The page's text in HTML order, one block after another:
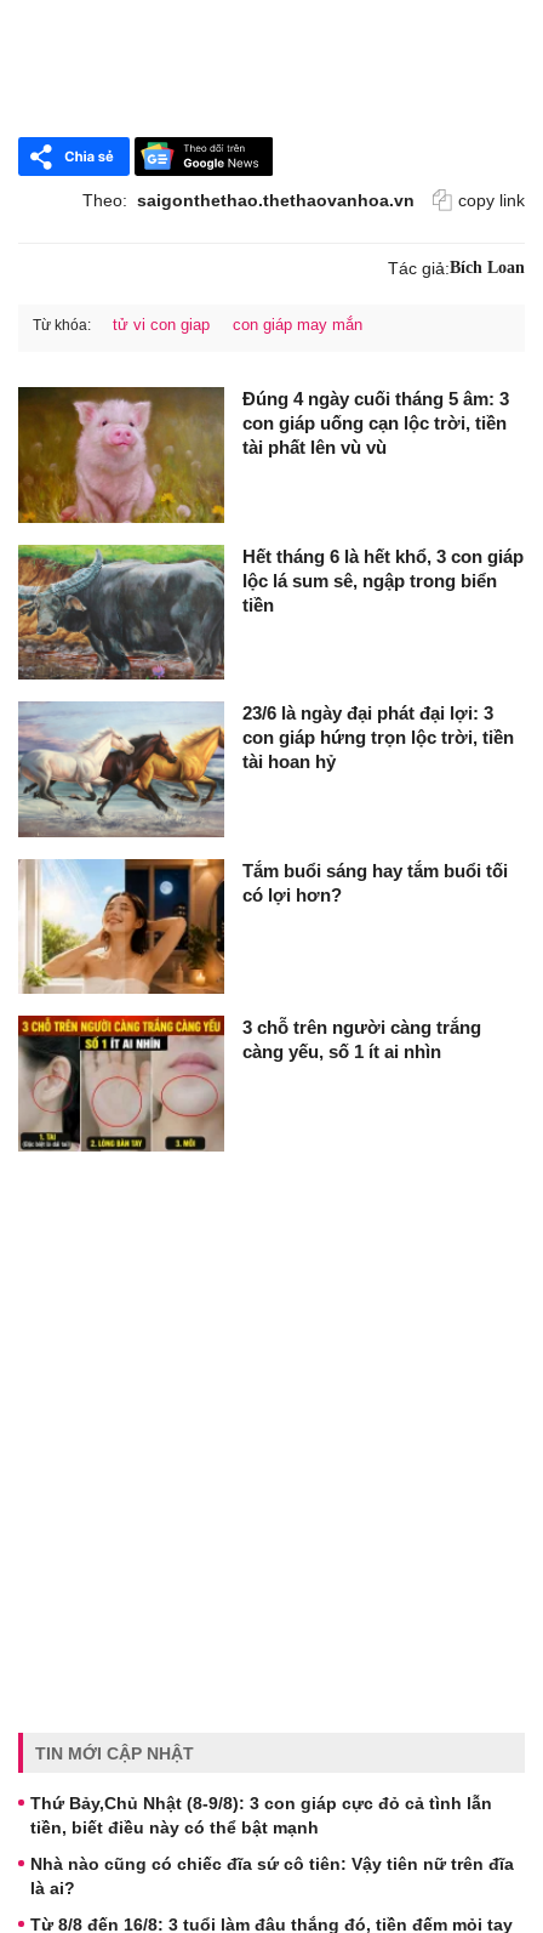
Theo: saigonthethao.thethaovanhoa.vn copy link
Tác giả:Bích Loan
Từ khóa: tử vi con giap con giáp may mắn
Đúng 4 ngày cuối tháng 5 âm: 3
con giáp uống cạn lộc trời, tiền
tài phất lên vù vù
Hết tháng 6 là hết khổ, 3 con giáp
lộc lá sum sê, ngập trong biển
tiền
23/6 là ngày đại phát đại lợi: 3
con giáp hứng trọn lộc trời, tiền
tài hoan hỷ
Tắm buổi sáng hay tắm buổi tối
có lợi hơn?
3 chỗ trên người càng trắng
càng yếu, số 1 ít ai nhìn
TIN MỚI CẬP NHẬT
Thứ Bảy,Chủ Nhật (8-9/8): 3 con giáp cực đỏ cả tình lẫn
tiền, biết điều này có thể bật mạnh
Nhà nào cũng có chiếc đĩa sứ cô tiên: Vậy tiên nữ trên đĩa
là ai?
Từ 8/8 đến 16/8: 3 tuổi làm đâu thắng đó, tiền đếm mỏi tay